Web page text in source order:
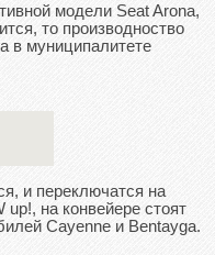
модели Seat Arona,
то производноство
в муниципалитете
и переключатся на
на конвейере стоят
Cayenne и Bentayga.